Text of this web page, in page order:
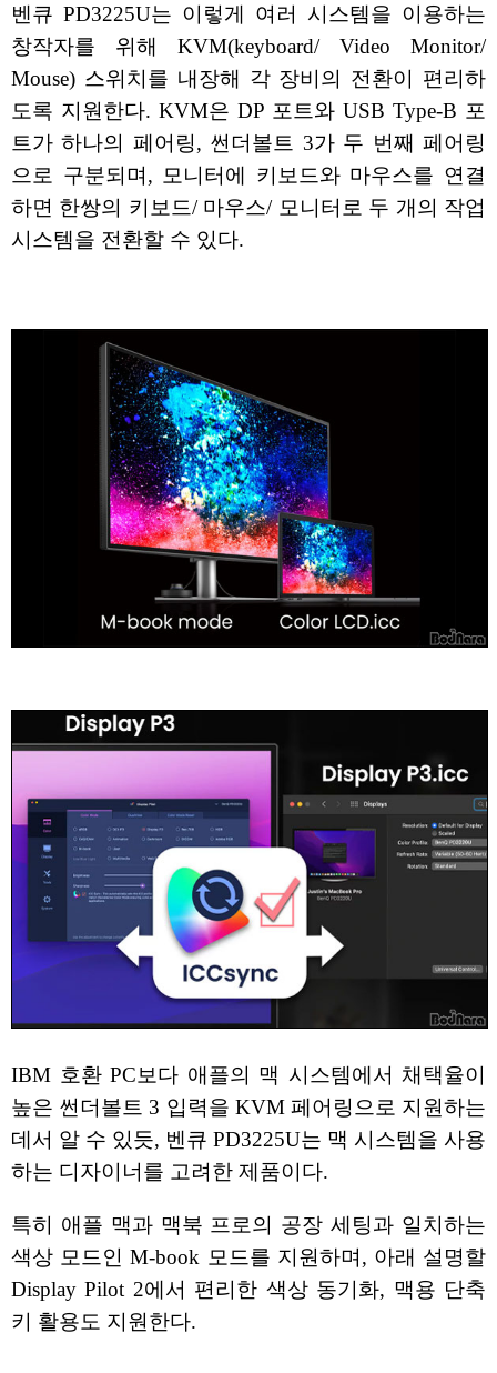
벤큐 PD3225U는 이렇게 여러 시스템을 이용하는
창작자를 위해 KVM(keyboard/ Video Monitor/
Mouse) 스위치를 내장해 각 장비의 전환이 편리하
도록 지원한다. KVM은 DP 포트와 USB Type-B 포
트가 하나의 페어링, 썬더볼트 3가 두 번째 페어링
으로 구분되며, 모니터에 키보드와 마우스를 연결
하면 한쌍의 키보드/ 마우스/ 모니터로 두 개의 작업
시스템을 전환할 수 있다.
IBM 호환 PC보다 애플의 맥 시스템에서 채택율이
높은 썬더볼트 3 입력을 KVM 페어링으로 지원하는
데서 알 수 있듯, 벤큐 PD3225U는 맥 시스템을 사용
하는 디자이너를 고려한 제품이다.
특히 애플 맥과 맥북 프로의 공장 세팅과 일치하는
색상 모드인 M-book 모드를 지원하며, 아래 설명할
Display Pilot 2에서 편리한 색상 동기화, 맥용 단축
키 활용도 지원한다.